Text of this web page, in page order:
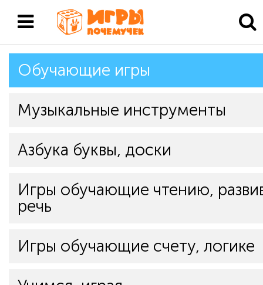
Обучающие игры
Музыкальные инструменты
Азбука буквы, доски
Игры обучающие чтению,
речь
Игры обучающие счету, логике